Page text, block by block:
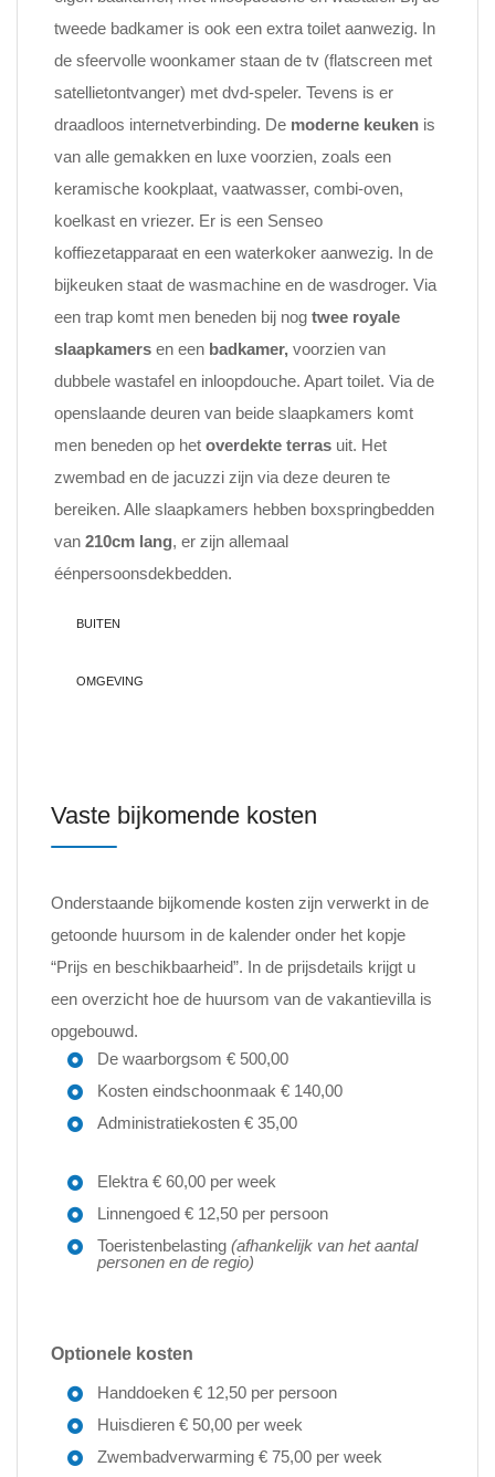
tweede badkamer is ook een extra toilet aanwezig. In
de sfeervolle woonkamer staan de tv (flatscreen met
satellietontvanger) met dvd-speler. Tevens is er
draadloos internetverbinding. De moderne keuken is
van alle gemakken en luxe voorzien, zoals een
keramische kookplaat, vaatwasser, combi-oven,
koelkast en vriezer. Er is een Senseo
koffiezetapparaat en een waterkoker aanwezig. In de
bijkeuken staat de wasmachine en de wasdroger. Via
een trap komt men beneden bij nog twee royale
slaapkamers en een badkamer, voorzien van
dubbele wastafel en inloopdouche. Apart toilet. Via de
openslaande deuren van beide slaapkamers komt
men beneden op het overdekte terras uit. Het
zwembad en de jacuzzi zijn via deze deuren te
bereiken. Alle slaapkamers hebben boxspringbedden
van 210cm lang, er zijn allemaal
éénpersoonsdekbedden.
BUITEN
OMGEVING
Vaste bijkomende kosten
Onderstaande bijkomende kosten zijn verwerkt in de
getoonde huursom in de kalender onder het kopje
“Prijs en beschikbaarheid”. In de prijsdetails krijgt u
een overzicht hoe de huursom van de vakantievilla is
opgebouwd.
De waarborgsom € 500,00
Kosten eindschoonmaak € 140,00
Administratiekosten € 35,00
Elektra € 60,00 per week
Linnengoed € 12,50 per persoon
Toeristenbelasting (afhankelijk van het aantal
personen en de regio)
Optionele kosten
Handdoeken € 12,50 per persoon
Huisdieren € 50,00 per week
Zwembadverwarming € 75,00 per week